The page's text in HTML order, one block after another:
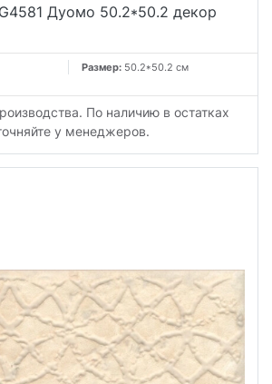
Дуомо 50.2*50.2 декор
Размер: 50.2*50.2 см
По наличию в остатках
у менеджеров.